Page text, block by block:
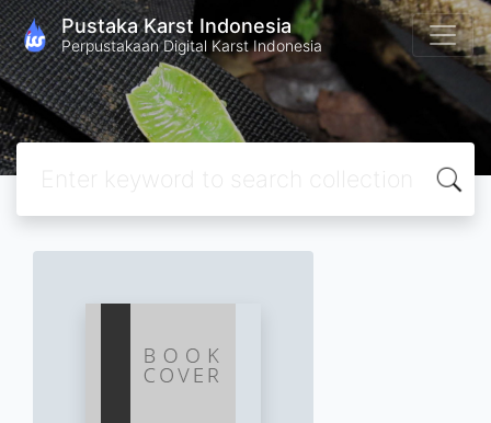
Pustaka Karst Indonesia
Perpustakaan Digital Karst Indonesia